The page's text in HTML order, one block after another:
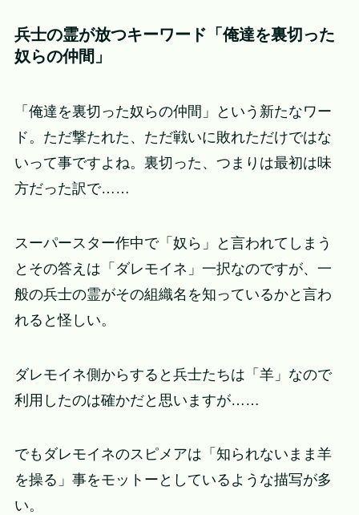
兵士の霊が放つキーワード「俺達を裏切った
奴らの仲間」
「俺達を裏切った奴らの仲間」という新たなワー
ド。ただ撃たれた、ただ戦いに敗れただけではな
いって事ですよね。裏切った、つまりは最初は味
方だった訳で……
スーパースター作中で「奴ら」と言われてしまう
とその答えは「ダレモイネ」一択なのですが、一
般の兵士の霊がその組織名を知っているかと言わ
れると怪しい。
ダレモイネ側からすると兵士たちは「羊」なので
利用したのは確かだと思いますが……
でもダレモイネのスピメアは「知られないまま羊
を操る」事をモットーとしているような描写が多
い。